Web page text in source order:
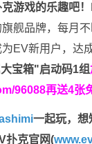
游戏的乐趣吧！
舰品牌，每月
EV新用户，达
宝箱"启动码1组
96088再送4张
一起玩，想
扑克官网(